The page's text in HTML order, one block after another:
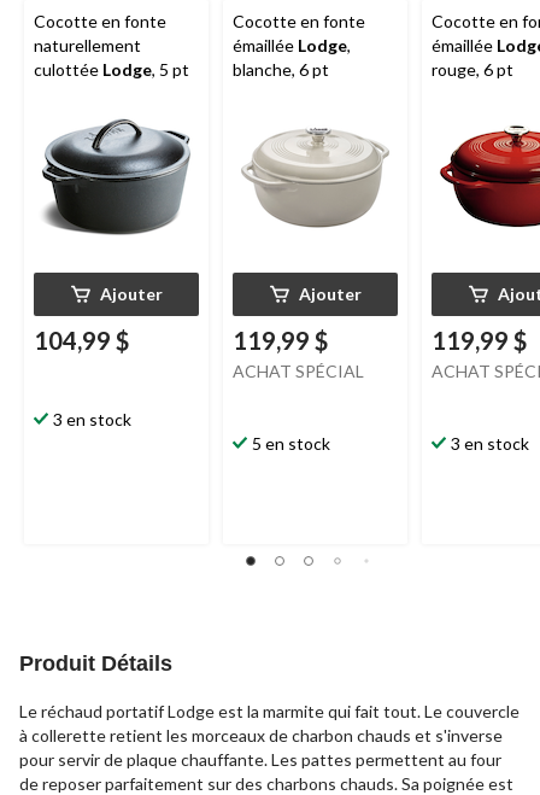
Cocotte en fonte
naturellement
culottée Lodge, 5 pt
Ajouter
104,99 $
3 en stock
Cocotte en fonte
émaillée Lodge,
blanche, 6 pt
Ajouter
119,99 $
ACHAT SPÉCIAL
5 en stock
Cocotte en
émaillée
rouge, 6 pt
119,99 $
ACHAT
3 en stock
Produit Détails
Le réchaud portatif Lodge est la marmite qui fait tout. Le couvercle
à collerette retient les morceaux de charbon chauds et s'inverse
pour servir de plaque chauffante. Les pattes permettent au four
de reposer parfaitement sur des charbons chauds. Sa poignée est